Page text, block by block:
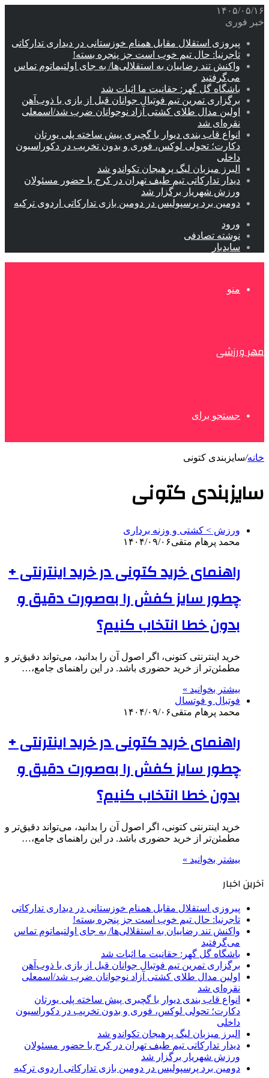
۱۴۰۵/۰۵/۱۶
خبر فوری
پیروزی استقلال مقابل همنام خوزستانی در دیداری تدارکاتی
تاجرنیا: حال تیم خوب است جز پنجره بسته!
واکنش تند رضاییان به استقلالی‌ها/ به جای اولتیماتوم تماس
می‌گرفتید
باشگاه گل گهر: حقانیت ما اثبات شد
برگزاری تمرین تیم فوتبال جوانان قبل از بازی با ذوب‌آهن
اولین مدال طلای کشتی آزاد نوجوانان ضرب شد/اسمعلی
نقره‌ای شد
انواع قاب بندی دیوار با گچبری پیش ساخته پلی یورتان
دکارت؛ تحولی لوکس، فوری و بدون تخریب در دکوراسیون
داخلی
البرز میزبان لیگ پرهیجان تکواندو شد
دیدار تدارکاتی تیم طیف تهران در کرج با حضور مسئولان
ورزش شهریار برگزار شد
دومین برد پرسپولیس در دومین بازی تدارکاتی اردوی ترکیه
ورود
نوشته تصادفی
سایدبار
منو
مهر ورزشی
جستجو برای
خانه/سایزبندی کتونی
سایزبندی کتونی
ورزش > کشتی و وزنه برداری
محمد پرهام متقی۱۴۰۴/۰۹/۰۶
راهنمای خرید کتونی در خرید اینترنتی +
چطور سایز کفش را به‌صورت دقیق و
بدون خطا انتخاب کنیم؟
خرید اینترنتی کتونی، اگر اصول آن را بدانید، می‌تواند دقیق‌تر و
مطمئن‌تر از خرید حضوری باشد. در این راهنمای جامع،…
بیشتر بخوانید »
فوتبال و فوتسال
محمد پرهام متقی۱۴۰۴/۰۹/۰۶
راهنمای خرید کتونی در خرید اینترنتی +
چطور سایز کفش را به‌صورت دقیق و
بدون خطا انتخاب کنیم؟
خرید اینترنتی کتونی، اگر اصول آن را بدانید، می‌تواند دقیق‌تر و
مطمئن‌تر از خرید حضوری باشد. در این راهنمای جامع،…
بیشتر بخوانید »
آخرین اخبار
پیروزی استقلال مقابل همنام خوزستانی در دیداری تدارکاتی
تاجرنیا: حال تیم خوب است جز پنجره بسته!
واکنش تند رضاییان به استقلالی‌ها/ به جای اولتیماتوم تماس
می‌گرفتید
باشگاه گل گهر: حقانیت ما اثبات شد
برگزاری تمرین تیم فوتبال جوانان قبل از بازی با ذوب‌آهن
اولین مدال طلای کشتی آزاد نوجوانان ضرب شد/اسمعلی
نقره‌ای شد
انواع قاب بندی دیوار با گچبری پیش ساخته پلی یورتان
دکارت؛ تحولی لوکس، فوری و بدون تخریب در دکوراسیون
داخلی
البرز میزبان لیگ پرهیجان تکواندو شد
دیدار تدارکاتی تیم طیف تهران در کرج با حضور مسئولان
ورزش شهریار برگزار شد
دومین برد پرسپولیس در دومین بازی تدارکاتی اردوی ترکیه